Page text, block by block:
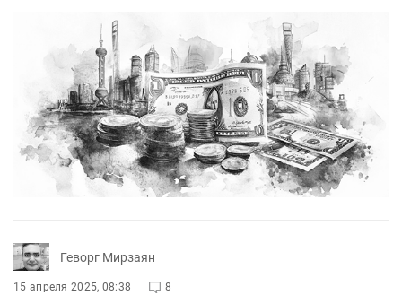
Геворг Мирзаян
15 апреля 2025, 08:38 8